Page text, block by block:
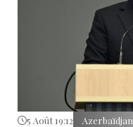
5 Août 19:12 Azerbaïdjan